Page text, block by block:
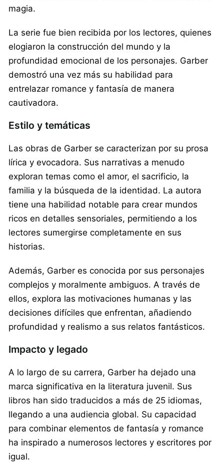
magia.
La serie fue bien recibida por los lectores, quienes
elogiaron la construcción del mundo y la
profundidad emocional de los personajes. Garber
demostró una vez más su habilidad para
entrelazar romance y fantasía de manera
cautivadora.
Estilo y temáticas
Las obras de Garber se caracterizan por su prosa
lírica y evocadora. Sus narrativas a menudo
exploran temas como el amor, el sacrificio, la
familia y la búsqueda de la identidad. La autora
tiene una habilidad notable para crear mundos
ricos en detalles sensoriales, permitiendo a los
lectores sumergirse completamente en sus
historias.
Además, Garber es conocida por sus personajes
complejos y moralmente ambiguos. A través de
ellos, explora las motivaciones humanas y las
decisiones difíciles que enfrentan, añadiendo
profundidad y realismo a sus relatos fantásticos.
Impacto y legado
A lo largo de su carrera, Garber ha dejado una
marca significativa en la literatura juvenil. Sus
libros han sido traducidos a más de 25 idiomas,
llegando a una audiencia global. Su capacidad
para combinar elementos de fantasía y romance
ha inspirado a numerosos lectores y escritores por
igual.